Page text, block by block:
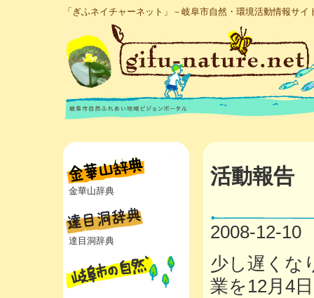
「ぎふネイチャーネット」－岐阜市自然・環境活動情報サイ
金華山辞典
達目洞辞典
活動報告
2008-12-10
少し遅くな
業を12月4